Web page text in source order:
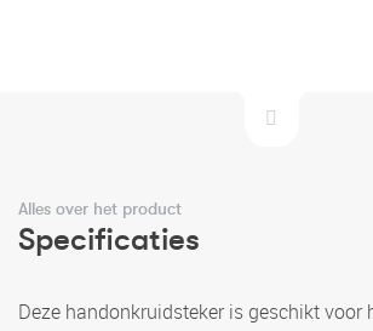
Alles over het product
Specificaties
Deze handonkruidsteker is geschikt voor